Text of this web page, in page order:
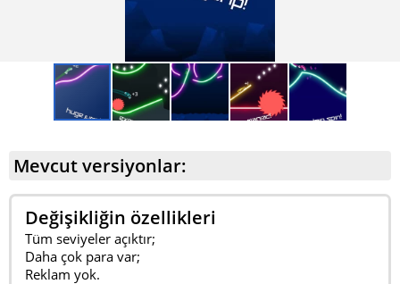
Mevcut versiyonlar:
Değişikliğin özellikleri
Tüm seviyeler açıktır;
Daha çok para var;
Reklam yok.